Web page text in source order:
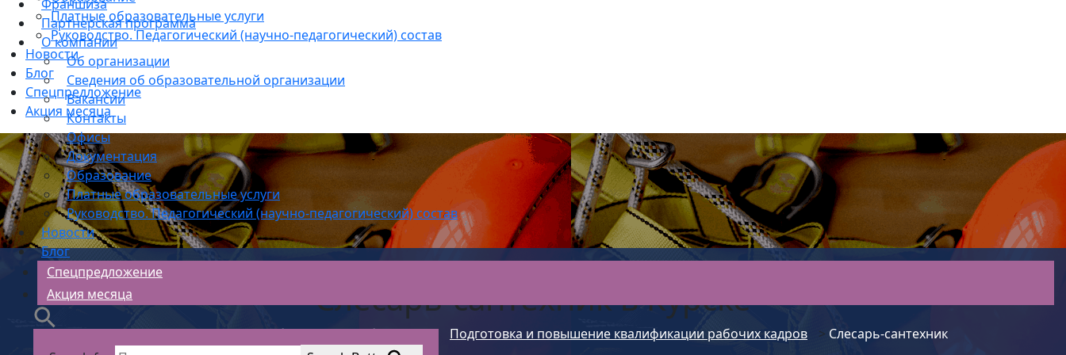
Платные образовательные услуги
Руководство. Педагогический (научно-педагогический) состав
Новости
Блог
Спецпредложение
Акция месяца
Франшиза
Партнерская программа
О компании
Об организации
Сведения об образовательной организации
Вакансии
Контакты
Офисы
Документация
Образование
Платные образовательные услуги
Руководство. Педагогический (научно-педагогический) состав
Новости
Блог
Спецпредложение
Акция месяца
Слесарь-сантехникв Курске
АС Безопасности > Рабочие кадры обучение > Подготовка и повышение квалификации рабочих кадров > Слесарь-сантехник